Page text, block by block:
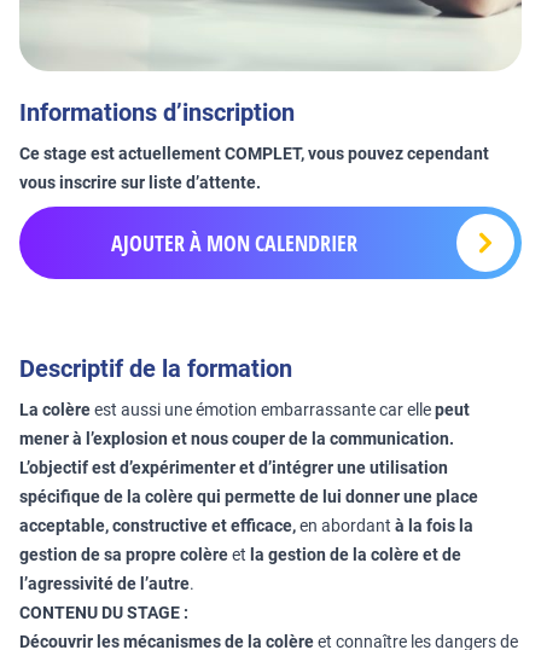
Informations d’inscription
Ce stage est actuellement COMPLET, vous pouvez cependant
vous inscrire sur liste d’attente.
AJOUTER À MON CALENDRIER
Descriptif de la formation
La colèreest aussi une émotion embarrassante car ellepeut
mener à l’explosion et nous couper de la communication.
L’objectif est d’expérimenter et d’intégrer une utilisation
spécifique de la colère qui permette de lui donner une place
acceptable, constructive et efficace,en abordant à la fois la
gestion de sa propre colèreet la gestion de la colère et de
l’agressivité de l’autre.
CONTENU DU STAGE :
Découvrir les mécanismes de la colèreet connaître les dangers de